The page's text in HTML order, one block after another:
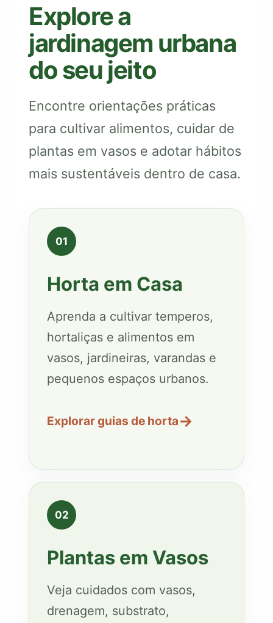
Explore a
jardinagem urbana
do seu jeito
Encontre orientações práticas
para cultivar alimentos, cuidar de
plantas em vasos e adotar hábitos
mais sustentáveis dentro de casa.
01
Horta em Casa
Aprenda a cultivar temperos,
hortaliças e alimentos em
vasos, jardineiras, varandas e
pequenos espaços urbanos.
Explorar guias de horta→
02
Plantas em Vasos
Veja cuidados com vasos,
drenagem, substrato,